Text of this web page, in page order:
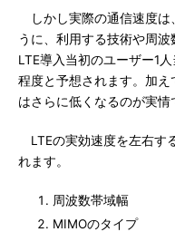
しかし実際の通信速度は、
うに、利用する技術や周
LTE導入当初のユーザー1
程度と予想されます。加
はさらに低くなるのが実情
LTEの実効速度を左右す
れます。
周波数帯域幅
MIMOのタイプ